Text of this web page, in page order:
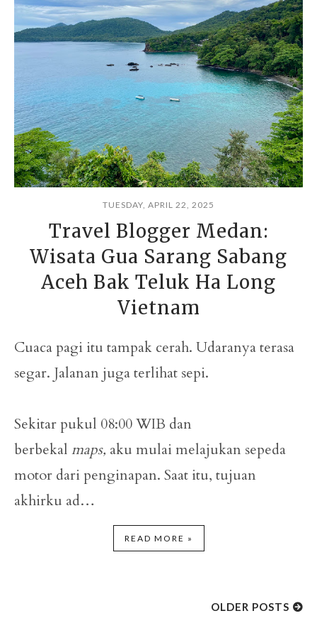
TUESDAY, APRIL 22, 2025
Travel Blogger Medan:
Wisata Gua Sarang Sabang
Aceh Bak Teluk Ha Long
Vietnam
Cuaca pagi itu tampak cerah. Udaranya terasa
segar. Jalanan juga terlihat sepi.
Sekitar pukul 08:00 WIB dan
berbekal maps, aku mulai melajukan sepeda
motor dari penginapan. Saat itu, tujuan
akhirku ad…
READ MORE »
OLDER POSTS